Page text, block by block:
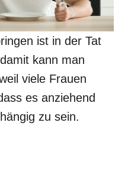
ist in der Tat
kann man
viele Frauen
es anziehend
zu sein.